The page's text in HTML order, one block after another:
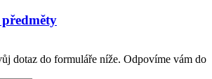
dotaz do formuláře níže. Odpovíme vám do